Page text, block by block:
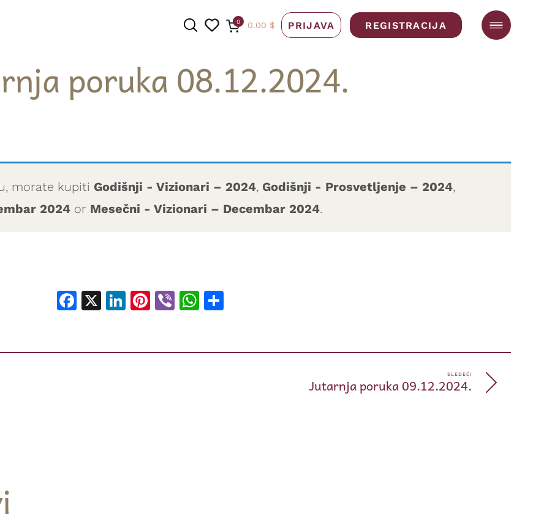
0 0.00 $ PRIJAVA REGISTRACIJA
poruka 08.12.2024.
morate kupiti Godišnji - Vizionari – 2024, Godišnji - Prosvetljenje – 2024,
2024 or Mesečni - Vizionari – Decembar 2024.
Facebook
X LinkedIn
Pinterest
ViberWhatsApp
SLEDEĆI
Jutarnja poruka 09.12.2024.